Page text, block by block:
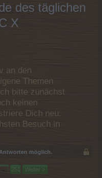
des täglichen
X
an den
Themen
bitte zunächst
keinen
Dich neu.
Besuch in
möglich.
→ 251 Weiter >